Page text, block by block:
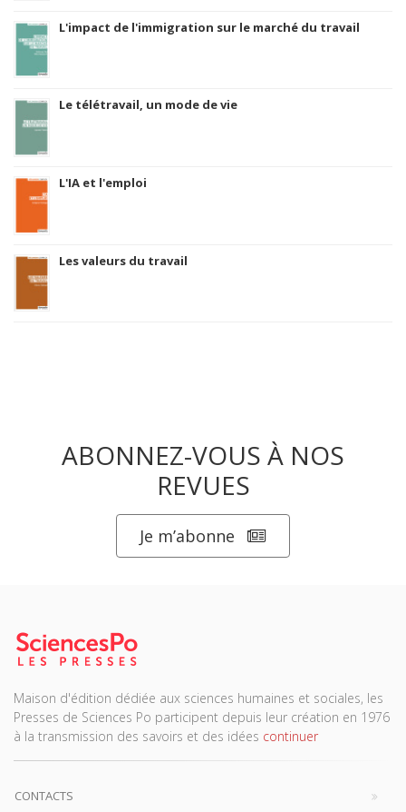
L'impact de l'immigration sur le marché du travail
Le télétravail, un mode de vie
L'IA et l'emploi
Les valeurs du travail
ABONNEZ-VOUS À NOS
REVUES
Je m’abonne
Maison d'édition dédiée aux sciences humaines et sociales, les
Presses de Sciences Po participent depuis leur création en 1976
à la transmission des savoirs et des idées continuer
CONTACTS